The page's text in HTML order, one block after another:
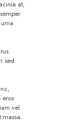
at,
sed
eros
vel
massa.